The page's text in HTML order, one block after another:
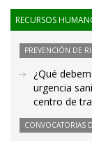
RECURSOS
PREVENCIÓN DE
¿Qué
urgencia
centro de
CONVOCATORIAS